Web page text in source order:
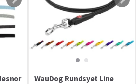
WauDog Rundsyet Line